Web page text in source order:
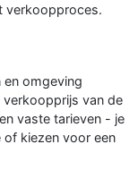
verkoopproces.
en omgeving
van de
vaste tarieven - je
of kiezen voor een